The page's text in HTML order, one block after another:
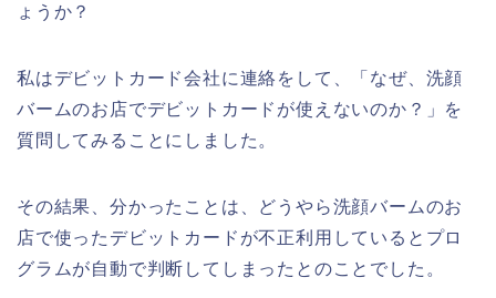
ょうか？
私はデビットカード会社に連絡をして、「なぜ、洗顔
バームのお店でデビットカードが使えないのか？」を
質問してみることにしました。
その結果、分かったことは、どうやら洗顔バームのお
店で使ったデビットカードが不正利用しているとプロ
グラムが自動で判断してしまったとのことでした。